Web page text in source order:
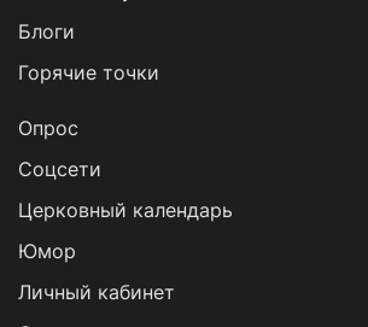
Блоги
Горячие точки
Опрос
Cоцсети
Церковный календарь
Юмор
Личный кабинет